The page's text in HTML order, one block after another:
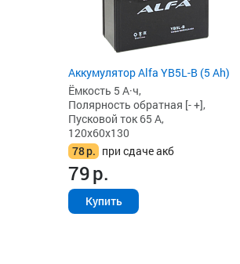
Аккумулятор Alfa YB5L-B (5 Ah)
Ёмкость 5 А·ч,
Полярность обратная [- +],
Пусковой ток 65 А,
120x60x130
78р. при сдаче акб
79р.
Купить